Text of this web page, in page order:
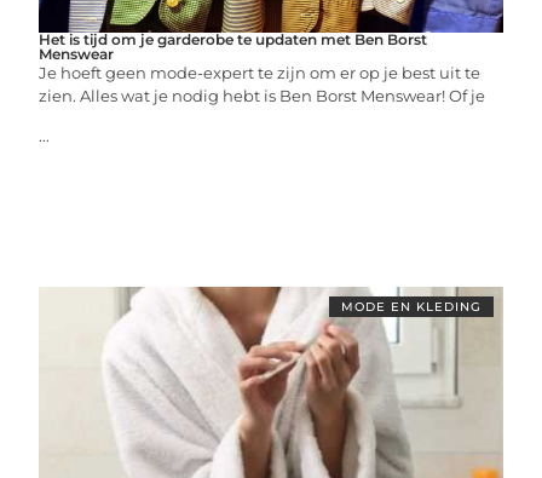
Het is tijd om je garderobe te updaten met Ben Borst
Menswear
Je hoeft geen mode-expert te zijn om er op je best uit te
zien. Alles wat je nodig hebt is Ben Borst Menswear! Of je
...
MODE EN KLEDING